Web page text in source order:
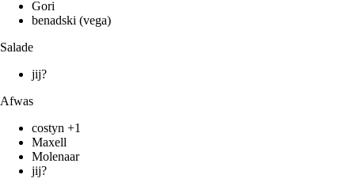
Gori
benadski (vega)
Salade
jij?
Afwas
costyn +1
Maxell
Molenaar
jij?